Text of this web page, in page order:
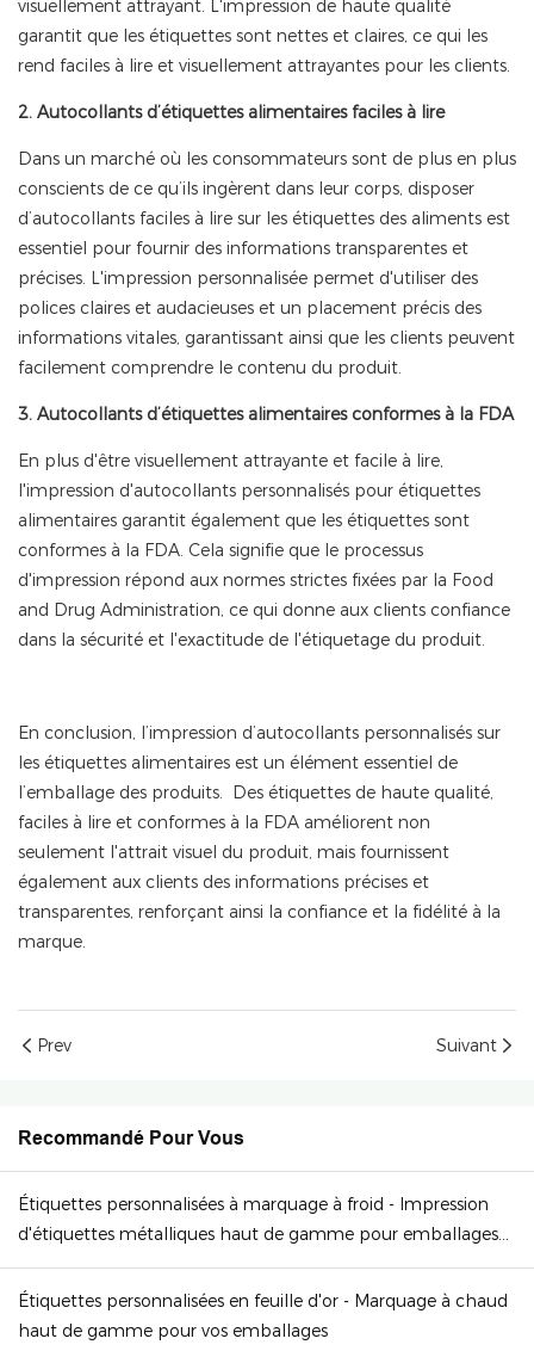
visuellement attrayant. L'impression de haute qualité
garantit que les étiquettes sont nettes et claires, ce qui les
rend faciles à lire et visuellement attrayantes pour les clients.
2. Autocollants d’étiquettes alimentaires faciles à lire
Dans un marché où les consommateurs sont de plus en plus
conscients de ce qu’ils ingèrent dans leur corps, disposer
d’autocollants faciles à lire sur les étiquettes des aliments est
essentiel pour fournir des informations transparentes et
précises. L'impression personnalisée permet d'utiliser des
polices claires et audacieuses et un placement précis des
informations vitales, garantissant ainsi que les clients peuvent
facilement comprendre le contenu du produit.
3. Autocollants d’étiquettes alimentaires conformes à la FDA
En plus d'être visuellement attrayante et facile à lire,
l'impression d'autocollants personnalisés pour étiquettes
alimentaires garantit également que les étiquettes sont
conformes à la FDA. Cela signifie que le processus
d'impression répond aux normes strictes fixées par la Food
and Drug Administration, ce qui donne aux clients confiance
dans la sécurité et l'exactitude de l'étiquetage du produit.
En conclusion, l’impression d’autocollants personnalisés sur
les étiquettes alimentaires est un élément essentiel de
l’emballage des produits. Des étiquettes de haute qualité,
faciles à lire et conformes à la FDA améliorent non
seulement l'attrait visuel du produit, mais fournissent
également aux clients des informations précises et
transparentes, renforçant ainsi la confiance et la fidélité à la
marque.
Prev Suivant
Recommandé Pour Vous
Étiquettes personnalisées à marquage à froid - Impression
d'étiquettes métalliques haut de gamme pour emballages
de luxe
Étiquettes personnalisées en feuille d'or - Marquage à chaud
haut de gamme pour vos emballages